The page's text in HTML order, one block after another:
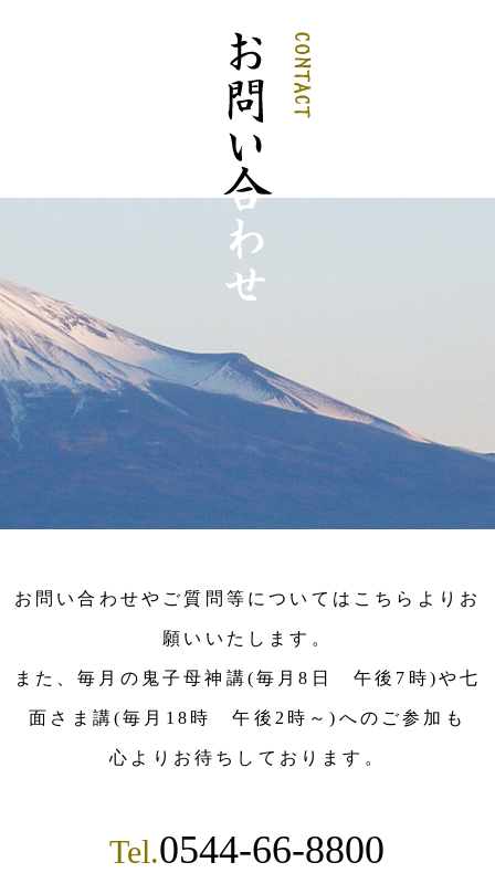
お問い合わせやご質問等についてはこちらよりお
願いいたします。
また、毎月の鬼子母神講(毎月8日 午後7時)や七
面さま講(毎月18時 午後2時～)へのご参加も
心よりお待ちしております。
Tel.0544-66-8800